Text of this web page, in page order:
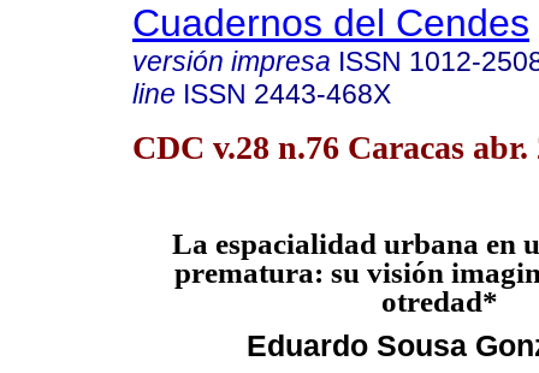
Cuadernos del Cendes
versión impresa ISSN 1012-
line ISSN 2443-468X
CDC v.28 n.76 Caracas abr.
La espacialidad urbana en
prematura: su visión
otredad*
Eduardo Sousa